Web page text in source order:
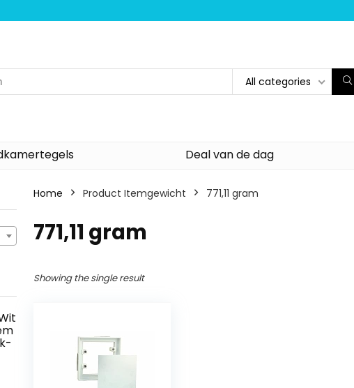
All categories
Deal van de dag
Home Product Itemgewicht ‎771,11 gram
‎771,11 gram
Showing the single result